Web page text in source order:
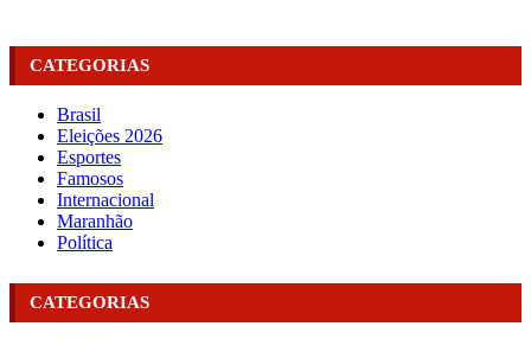
CATEGORIAS
Brasil
Eleições 2026
Esportes
Famosos
Internacional
Maranhão
Política
CATEGORIAS